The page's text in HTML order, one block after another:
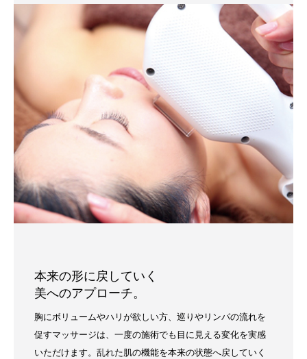
本来の形に戻していく
美へのアプローチ。
胸にボリュームやハリが欲しい方、巡りやリンパの流れを
促すマッサージは、一度の施術でも目に見える変化を実感
いただけます。乱れた肌の機能を本来の状態へ戻していく